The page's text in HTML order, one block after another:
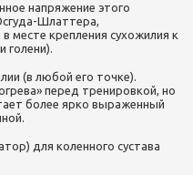
напряжение этого
Шлаттера,
крепления сухожилия к
голени).
(в любой его точке).
перед тренировкой, но
более ярко выраженный
для коленного сустава